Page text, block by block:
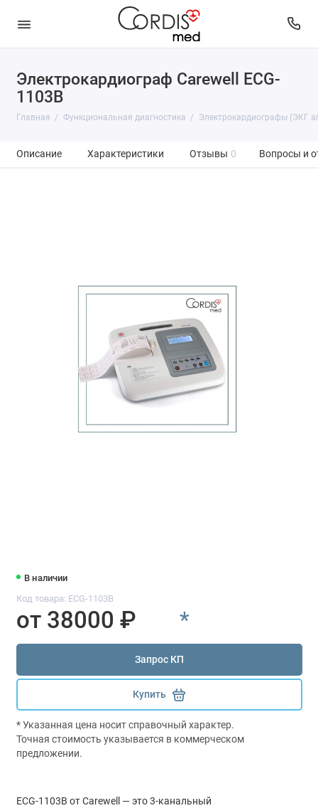
Электрокардиограф Carewell ECG-
1103B
Главная Функциональная диагностика Электрокардиографы (ЭКГ
Описание Характеристики Отзывы 0 Вопросы и
В наличии
Код товара: ECG-1103B
от 38000 ₽ *
Запрос КП
Купить
* Указанная цена носит справочный характер.
Точная стоимость указывается в коммерческом
предложении.
ECG-1103B от Carewell — это 3-канальный